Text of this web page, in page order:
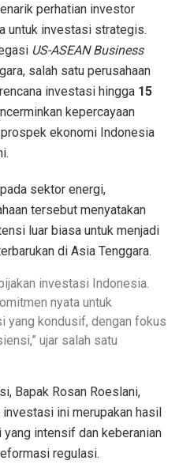
perhatian investor
untuk investasi strategis.
US-ASEAN Business
salah satu perusahaan
investasi hingga 15
kepercayaan
ekonomi Indonesia
sektor energi,
tersebut menyatakan
luar biasa untuk menjadi
di Asia Tenggara.
investasi Indonesia.
nyata untuk
yang kondusif, dengan fokus
ujar salah satu
Bapak Rosan Roeslani,
ini merupakan hasil
intensif dan keberanian
regulasi.